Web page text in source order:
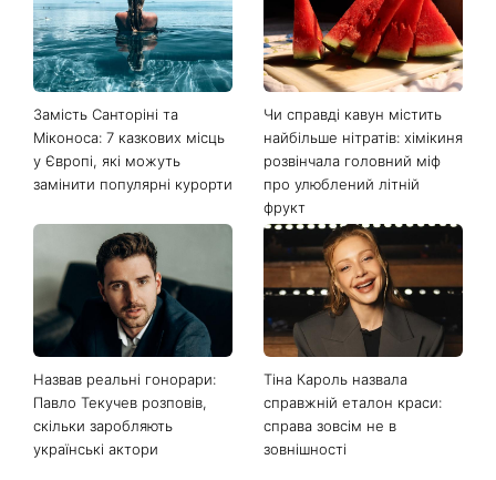
Замість Санторіні та
Міконоса: 7 казкових місць
у Європі, які можуть
замінити популярні курорти
Чи справді кавун містить
найбільше нітратів: хімікиня
розвінчала головний міф
про улюблений літній
фрукт
Назвав реальні гонорари:
Павло Текучев розповів,
скільки заробляють
українські актори
Тіна Кароль назвала
справжній еталон краси:
справа зовсім не в
зовнішності